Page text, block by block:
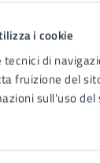
i cookie
di
fruizione del
sull'uso